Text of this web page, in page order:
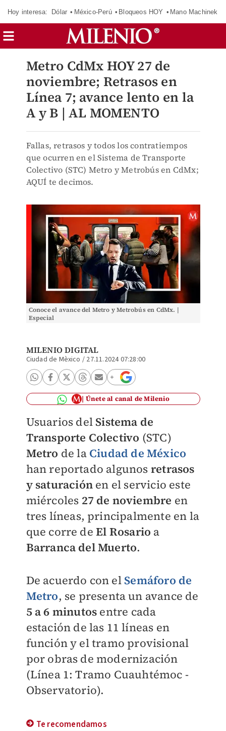
Hoy interesa: Dólar México-Perú Bloqueos HOY Mano Machinek
Metro CdMx HOY 27 de
noviembre; Retrasos en
Línea 7; avance lento en la
A y B | AL MOMENTO
Fallas, retrasos y todos los contratiempos
que ocurren en el Sistema de Transporte
Colectivo (STC) Metro y Metrobús en CdMx;
AQUÍ te decimos.
Conoce el avance del Metro y Metrobús en CdMx. |
Especial
MILENIO DIGITAL
Ciudad de Mèxico / 27.11.2024 07:28:00
Únete al canal de Milenio
Usuarios del Sistema de
Transporte Colectivo (STC)
Metro de la Ciudad de México
han reportado algunos retrasos
y saturaciónen el servicio este
miércoles 27 de noviembre en
tres líneas, principalmente en la
que corre deEl Rosario a
Barranca del Muerto.
De acuerdo con el Semáforo de
Metro, se presenta un avance de
5 a 6 minutos entre cada
estación de las 11 líneas en
función y el tramo provisional
por obras de modernización
(Línea 1: Tramo Cuauhtémoc -
Observatorio).
Te recomendamos